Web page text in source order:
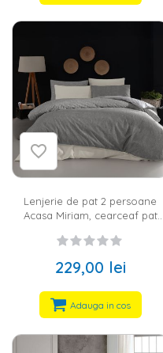
Lenjerie de pat 2 persoane
Acasa Miriam, cearceaf pat
200x220 cm, 2 fete perna 50x70
229,00 lei
Adauga in cos